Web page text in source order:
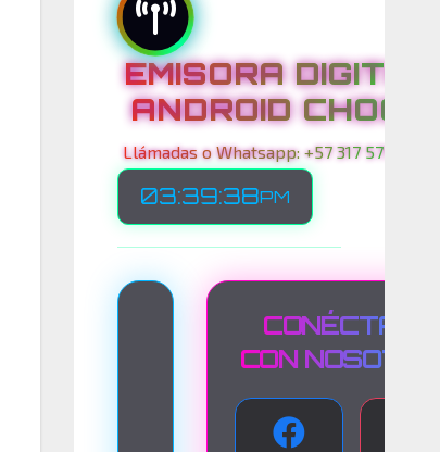
EMISORA DIGITAL
ANDROID CHOCO
Llámadas o Whatsapp: +57 317 575 00 21
03:39:40PM
CONÉCTATE
CON